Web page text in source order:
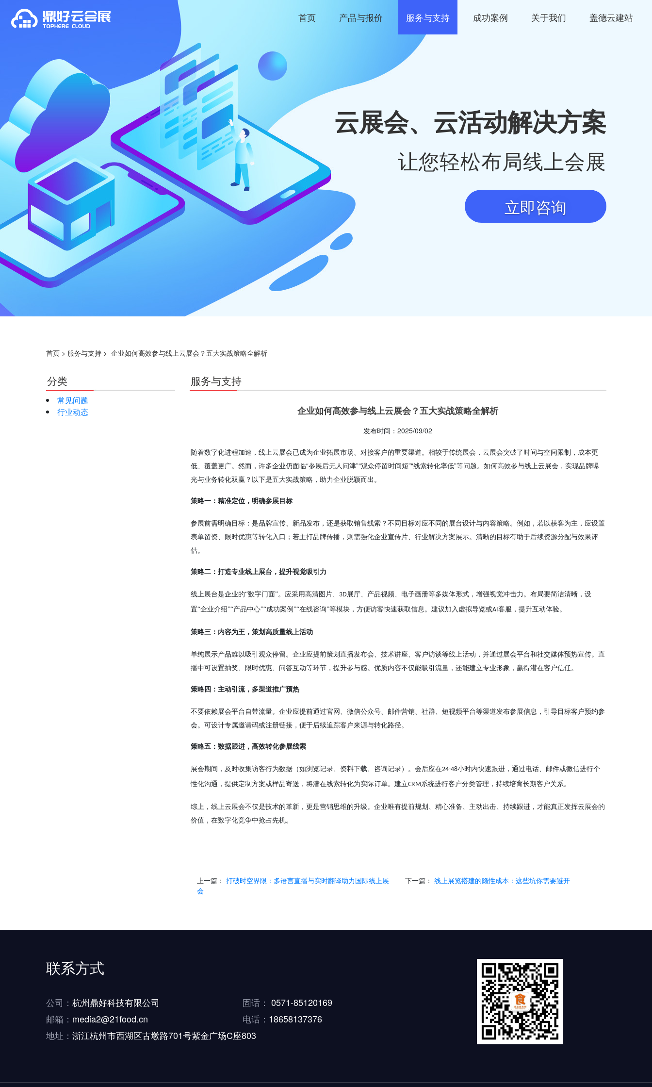
首页 产品与报价 服务与支持 成功案例 关于我们 盖德云建站
云展会、云活动解决方案
让您轻松布局线上会展
立即咨询
首页> 服务与支持> 企业如何高效参与线上云展会？五大实战策略全解析
分类
常见问题
行业动态
服务与支持
企业如何高效参与线上云展会？五大实战策略全解析
发布时间：2025/09/02
随着数字化进程加速，线上云展会已成为企业拓展市场、对接客户的重要渠道。相较于传统展会，云展会突破了时间与空间限制，成本更
低、覆盖更广。然而，许多企业仍面临“参展后无人问津”“观众停留时间短”“线索转化率低”等问题。如何高效参与线上云展会，实现品牌曝
光与业务转化双赢？以下是五大实战策略，助力企业脱颖而出。
策略一：精准定位，明确参展目标
参展前需明确目标：是品牌宣传、新品发布，还是获取销售线索？不同目标对应不同的展台设计与内容策略。例如，若以获客为主，应设置
表单留资、限时优惠等转化入口；若主打品牌传播，则需强化企业宣传片、行业解决方案展示。清晰的目标有助于后续资源分配与效果评
估。
策略二：打造专业线上展台，提升视觉吸引力
线上展台是企业的“数字门面”。应采用高清图片、 3D展厅、产品视频、电子画册等多媒体形式，增强视觉冲击力。布局要简洁清晰，设
置“企业介绍”“产品中心”“成功案例”“在线咨询”等模块，方便访客快速获取信息。建议加入虚拟导览或AI客服，提升互动体验。
策略三：内容为王，策划高质量线上活动
单纯展示产品难以吸引观众停留。企业应提前策划直播发布会、技术讲座、客户访谈等线上活动，并通过展会平台和社交媒体预热宣传。直
播中可设置抽奖、限时优惠、问答互动等环节，提升参与感。优质内容不仅能吸引流量，还能建立专业形象，赢得潜在客户信任。
策略四：主动引流，多渠道推广预热
不要依赖展会平台自带流量。企业应提前通过官网、微信公众号、邮件营销、社群、短视频平台等渠道发布参展信息，引导目标客户预约参
会。可设计专属邀请码或注册链接，便于后续追踪客户来源与转化路径。
策略五：数据跟进，高效转化参展线索
展会期间，及时收集访客行为数据（如浏览记录、资料下载、咨询记录）。会后应在24-48小时内快速跟进，通过电话、邮件或微信进行个
性化沟通，提供定制方案或样品寄送，将潜在线索转化为实际订单。建立CRM系统进行客户分类管理，持续培育长期客户关系。
综上，线上云展会不仅是技术的革新，更是营销思维的升级。企业唯有提前规划、精心准备、主动出击、持续跟进，才能真正发挥云展会的
价值，在数字化竞争中抢占先机。
上一篇： 打破时空界限：多语言直播与实时翻译助力国际线上展
会
下一篇：线上展览搭建的隐性成本：这些坑你需要避开
联系方式
公司： 杭州鼎好科技有限公司 固话： 0571-85120169
邮箱： media2@21food.cn 电话： 18658137376
地址： 浙江杭州市西湖区古墩路701号紫金广场C座803